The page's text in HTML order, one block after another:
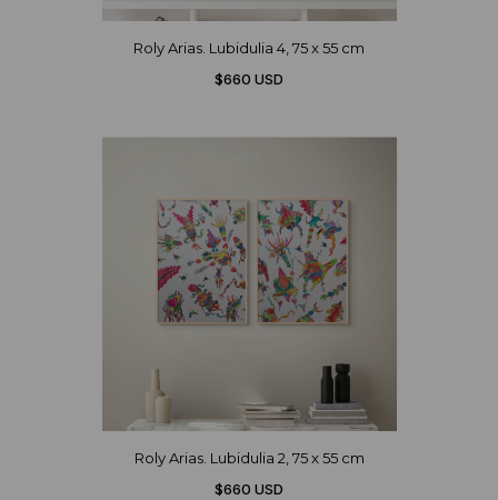
Roly Arias. Lubidulia 4, 75 x 55 cm
$660 USD
Roly Arias. Lubidulia 2, 75 x 55 cm
$660 USD